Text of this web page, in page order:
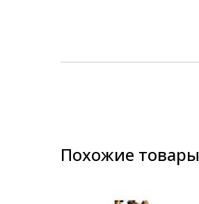
Похожие товары